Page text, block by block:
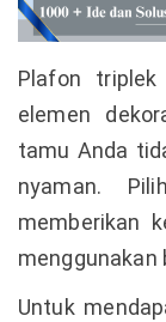
Plafon triplek
elemen
tamu Anda
nyaman.
memberikan
menggunakan
Untuk